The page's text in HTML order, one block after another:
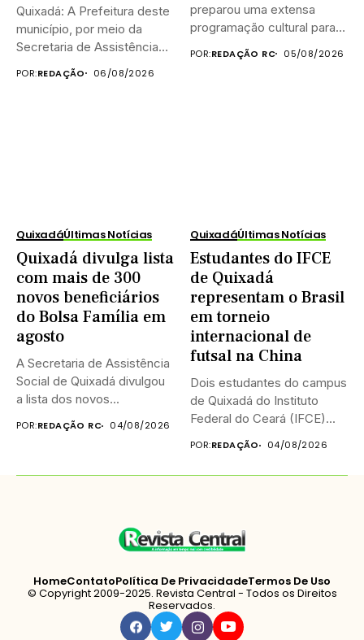
Quixadá: A Prefeitura deste
município, por meio da
Secretaria de Assistência
POR:REDAÇÃO 06/08/2026
preparou uma extensa
programação cultural para
celebrar o...
POR:REDAÇÃO RC 05/08/2026
QuixadáÚltimas Notícias
Quixadá divulga lista
com mais de 300
novos beneficiários
do Bolsa Família em
agosto
A Secretaria de Assistência
Social de Quixadá divulgou
a lista dos novos...
POR:REDAÇÃO RC 04/08/2026
QuixadáÚltimas Notícias
Estudantes do IFCE
de Quixadá
representam o Brasil
em torneio
internacional de
futsal na China
Dois estudantes do campus
de Quixadá do Instituto
Federal do Ceará (IFCE)...
POR:REDAÇÃO 04/08/2026
HomeContatoPolítica De PrivacidadeTermos De Uso
© Copyright 2009-2025. Revista Central - Todos os Direitos
Reservados.